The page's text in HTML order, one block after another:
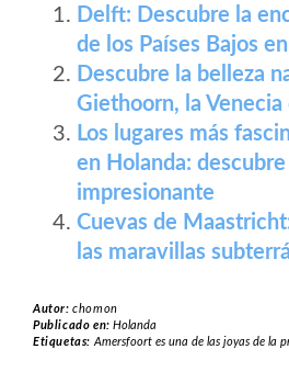
Delft: Descubre la
de los Países Bajos
Descubre la belleza
Giethoorn, la Venecia
Los lugares más
en Holanda:
impresionante
Cuevas de
las maravillas
Autor:chomon
Publicado en:Holanda
Etiquetas: Amersfoort es una de las joyas de la